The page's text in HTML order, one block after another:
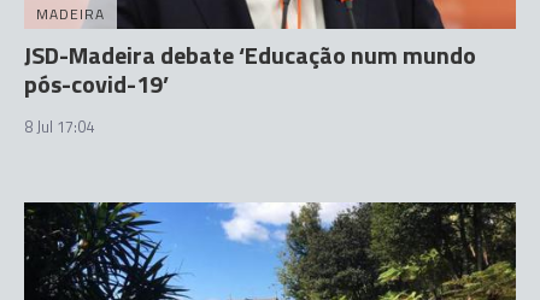
MADEIRA
JSD-Madeira debate ‘Educação num mundo
pós-covid-19’
8 Jul 17:04